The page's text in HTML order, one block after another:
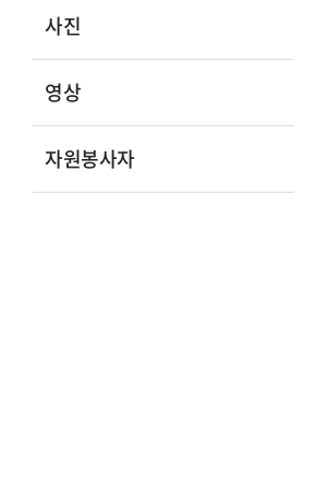
사진
영상
자원봉사자